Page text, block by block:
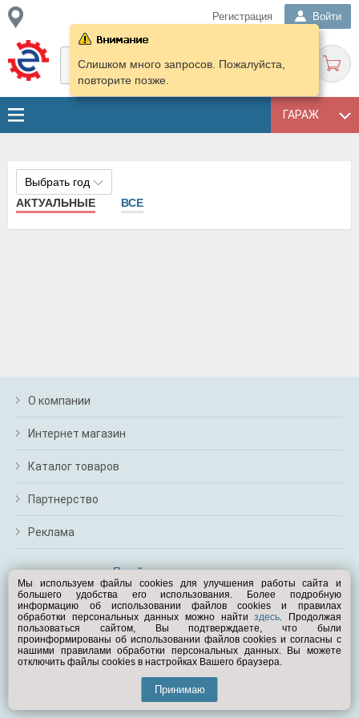
Регистрация Войти
ГАРАЖ
Слишком много запросов. Пожалуйста,
повторите позже.
Выбрать год
АКТУАЛЬНЫЕ
ВСЕ
О компании
Интернет магазин
Каталог товаров
Партнерство
Реклама
Перейти на полную версию
Вам помочь?
© Exist.ru 1998—2026
Мы используем файлы cookies для улучшения работы сайта и
большего удобства его использования. Более подробную
информацию об использовании файлов cookies и правилах
обработки персональных данных можно найтиздесь. Продолжая
пользоваться сайтом, Вы подтверждаете, что были
проинформированы об использовании файлов cookies и согласны с
нашими правилами обработки персональных данных. Вы можете
отключить файлы cookies в настройках Вашего браузера.
Принимаю